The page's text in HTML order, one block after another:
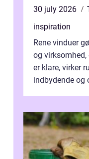
30 july 2026
inspiration
Rene vinduer
og virksomhed,
er klare, virker
indbydende og